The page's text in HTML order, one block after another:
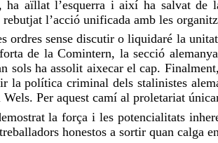
aïllat l’esquerra i així ha salvat de
l’acció unificada amb les
sense discutir o liquidaré la
de la Comintern, la secció
ha assolit aixecar el cap.
la política criminal dels stalinistes
Per aquest camí al proletariat
la força i les potencialitats
honestos a sortir quan calga